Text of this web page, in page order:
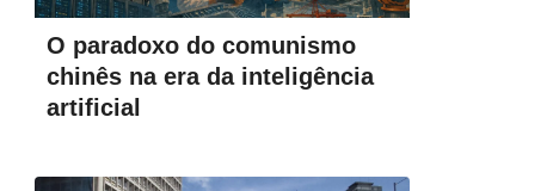
O paradoxo do comunismo
chinês na era da inteligência
artificial